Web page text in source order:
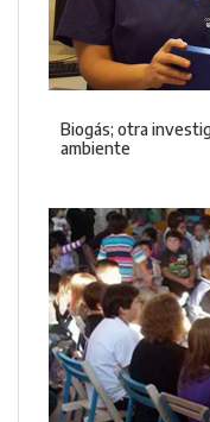
Biogás; otra
ambiente